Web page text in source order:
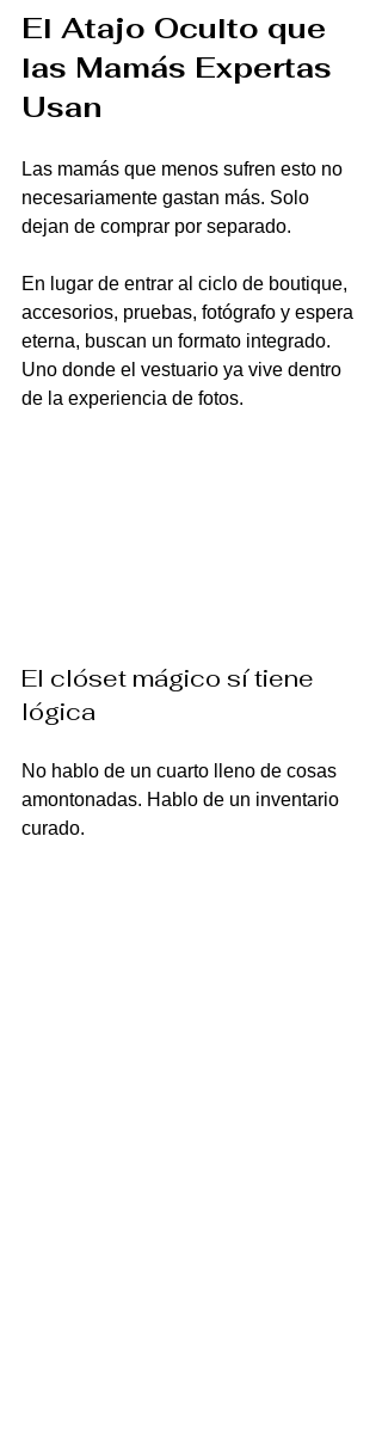
El Atajo Oculto que
las Mamás Expertas
Usan
Las mamás que menos sufren esto no
necesariamente gastan más. Solo
dejan de comprar por separado.
En lugar de entrar al ciclo de boutique,
accesorios, pruebas, fotógrafo y espera
eterna, buscan un formato integrado.
Uno donde el vestuario ya vive dentro
de la experiencia de fotos.
El clóset mágico sí tiene
lógica
No hablo de un cuarto lleno de cosas
amontonadas. Hablo de un inventario
curado.